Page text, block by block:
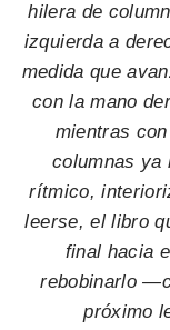
hilera de
izquierda a
medida que
con la mano
mientras
columnas ya
rítmico,
leerse, el libro
final hacia
rebobinarlo
próximo